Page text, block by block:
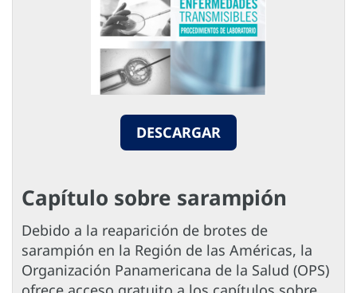
DESCARGAR
Capítulo sobre sarampión
Debido a la reaparición de brotes de
sarampión en la Región de las Américas, la
Organización Panamericana de la Salud (OPS)